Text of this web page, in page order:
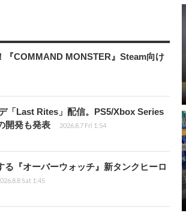
『COMMAND MONSTER』Steam向け
「Last Rites」配信。PS5/Xbox Series
開発も発表
2026.8.7 Fri 1:54
『オーバーウォッチ』新タンクヒーロ
Sat 1:45